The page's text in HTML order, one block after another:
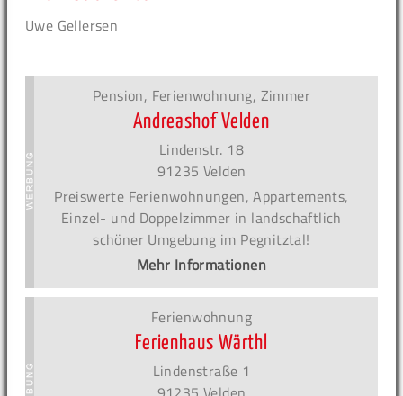
Uwe Gellersen
Pension, Ferienwohnung, Zimmer
Andreashof Velden
Lindenstr. 18
91235 Velden
Preiswerte Ferienwohnungen, Appartements,
Einzel- und Doppelzimmer in landschaftlich
schöner Umgebung im Pegnitztal!
Mehr Informationen
Ferienwohnung
Ferienhaus Wärthl
Lindenstraße 1